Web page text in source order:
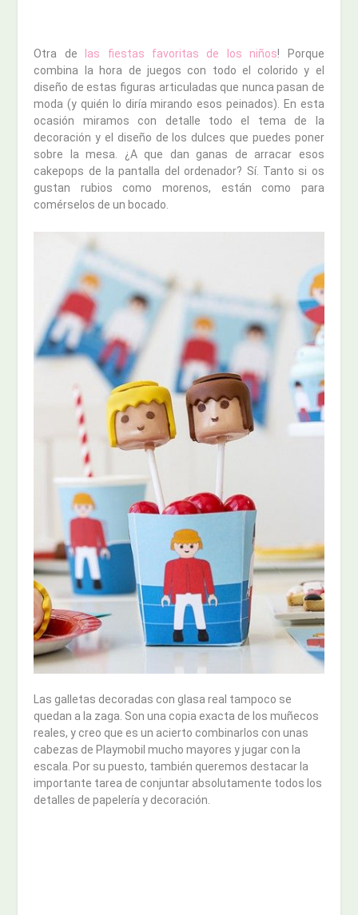
Otra de las fiestas favoritas de los niños! Porque
combina la hora de juegos con todo el colorido y el
diseño de estas figuras articuladas que nunca pasan de
moda (y quién lo diría mirando esos peinados). En esta
ocasión miramos con detalle todo el tema de la
decoración y el diseño de los dulces que puedes poner
sobre la mesa. ¿A que dan ganas de arracar esos
cakepops de la pantalla del ordenador? Sí. Tanto si os
gustan rubios como morenos, están como para
comérselos de un bocado.
Las galletas decoradas con glasa real tampoco se
quedan a la zaga. Son una copia exacta de los muñecos
reales, y creo que es un acierto combinarlos con unas
cabezas de Playmobil mucho mayores y jugar con la
escala. Por su puesto, también queremos destacar la
importante tarea de conjuntar absolutamente todos los
detalles de papelería y decoración.